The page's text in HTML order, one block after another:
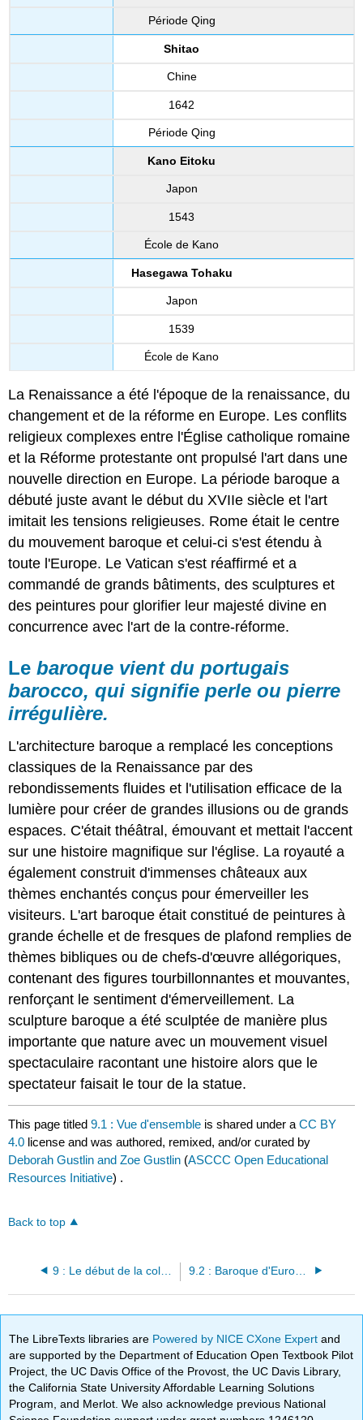
Période Qing
Shitao
Chine
1642
Période Qing
Kano Eitoku
Japon
1543
École de Kano
Hasegawa Tohaku
Japon
1539
École de Kano
La Renaissance a été l'époque de la renaissance, du
changement et de la réforme en Europe. Les conflits
religieux complexes entre l'Église catholique romaine
et la Réforme protestante ont propulsé l'art dans une
nouvelle direction en Europe. La période baroque a
débuté juste avant le début du XVIIe siècle et l'art
imitait les tensions religieuses. Rome était le centre
du mouvement baroque et celui-ci s'est étendu à
toute l'Europe. Le Vatican s'est réaffirmé et a
commandé de grands bâtiments, des sculptures et
des peintures pour glorifier leur majesté divine en
concurrence avec l'art de la contre-réforme.
Lebaroque vient du portugais
barocco, qui signifie perle ou pierre
irrégulière.
L'architecture baroque a remplacé les conceptions
classiques de la Renaissance par des
rebondissements fluides et l'utilisation efficace de la
lumière pour créer de grandes illusions ou de grands
espaces. C'était théâtral, émouvant et mettait l'accent
sur une histoire magnifique sur l'église. La royauté a
également construit d'immenses châteaux aux
thèmes enchantés conçus pour émerveiller les
visiteurs. L'art baroque était constitué de peintures à
grande échelle et de fresques de plafond remplies de
thèmes bibliques ou de chefs-d'œuvre allégoriques,
contenant des figures tourbillonnantes et mouvantes,
renforçant le sentiment d'émerveillement. La
sculpture baroque a été sculptée de manière plus
importante que nature avec un mouvement visuel
spectaculaire racontant une histoire alors que le
spectateur faisait le tour de la statue.
This page titled9.1 : Vue d'ensemble is shared under aCC BY
4.0 license and was authored, remixed, and/or curated by
Deborah Gustlin and Zoe Gustlin (ASCCC Open Educational
Resources Initiative) .
Back to top
9 : Le début de la colonisation (1550 de notre ère — 1750 de notre ère) 9.2 : Baroque d'Europe du Nord (1580 — début 1700)
The LibreTexts libraries are Powered by NICE CXone Expertand
are supported by the Department of Education Open Textbook Pilot
Project, the UC Davis Office of the Provost, the UC Davis Library,
the California State University Affordable Learning Solutions
Program, and Merlot. We also acknowledge previous National